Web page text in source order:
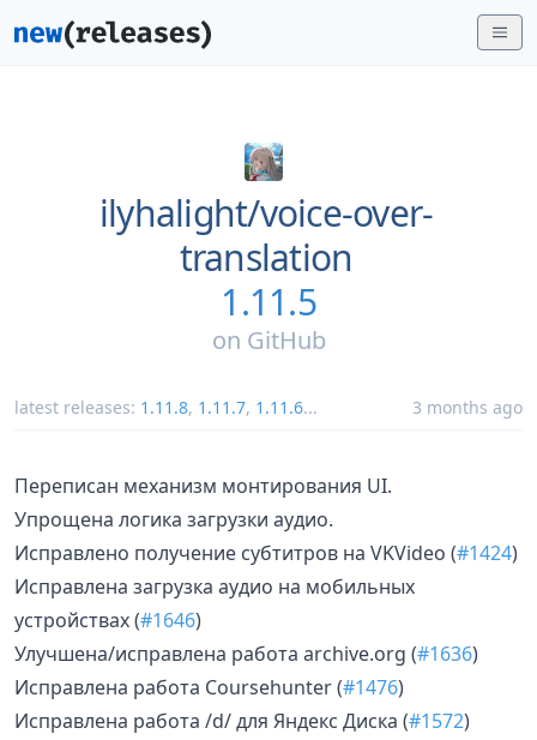
ilyhalight/voice-over-
translation
1.11.5
on GitHub
latest releases: 1.11.8, 1.11.7, 1.11.6... 3 months ago
Переписан механизм монтирования UI.
Упрощена логика загрузки аудио.
Исправлено получение субтитров на VKVideo (#1424)
Исправлена загрузка аудио на мобильных
устройствах (#1646)
Улучшена/исправлена работа archive.org (#1636)
Исправлена работа Coursehunter (#1476)
Исправлена работа /d/ для Яндекс Диска (#1572)